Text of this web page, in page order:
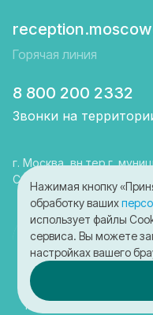
Горячая линия
8 800 200 2332
Звонки на
г. Москва, вн.тер.г.
Смоленская, д. 3, помещ.
©
Политика
Согласие на обработку
Пользовательское
Нажимая кнопку
обработку ваших
использует файлы
сервиса. Вы можете
настройках вашего